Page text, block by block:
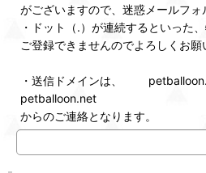
がございますので、迷惑メールフォ
・ドット（.）が連続するといった
ご登録できませんのでよろしくお願
・送信ドメインは、
petballoon.net
からのご連絡となります。